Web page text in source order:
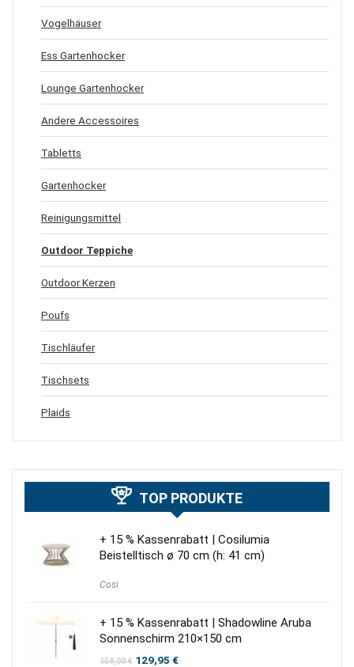
Vogelhäuser
Ess Gartenhocker
Lounge Gartenhocker
Andere Accessoires
Tabletts
Gartenhocker
Reinigungsmittel
Outdoor Teppiche
Outdoor Kerzen
Poufs
Tischläufer
Tischsets
Plaids
TOP PRODUKTE
+ 15 % Kassenrabatt | Cosilumia
Beistelltisch ø 70 cm (h: 41 cm)
Cosi
+ 15 % Kassenrabatt | Shadowline Aruba
Sonnenschirm 210×150 cm
159,00€ Ursprünglicher
129,95 €Aktueller